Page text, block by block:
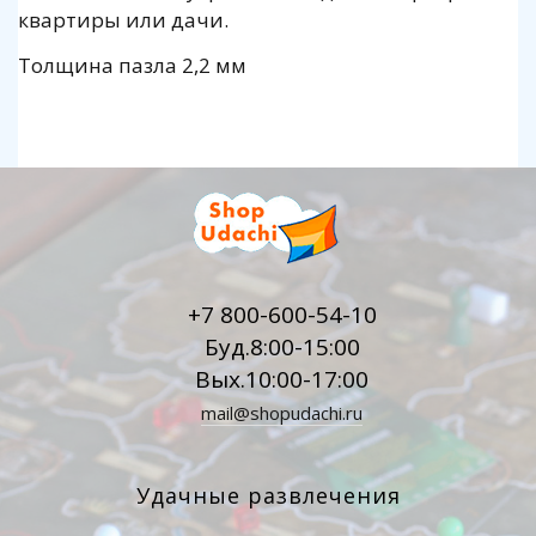
квартиры или дачи.
Толщина пазла 2,2 мм
+7 800-600-54-10
Буд.8:00-15:00
Вых.10:00-17:00
mail@shopudachi.ru
Удачные развлечения